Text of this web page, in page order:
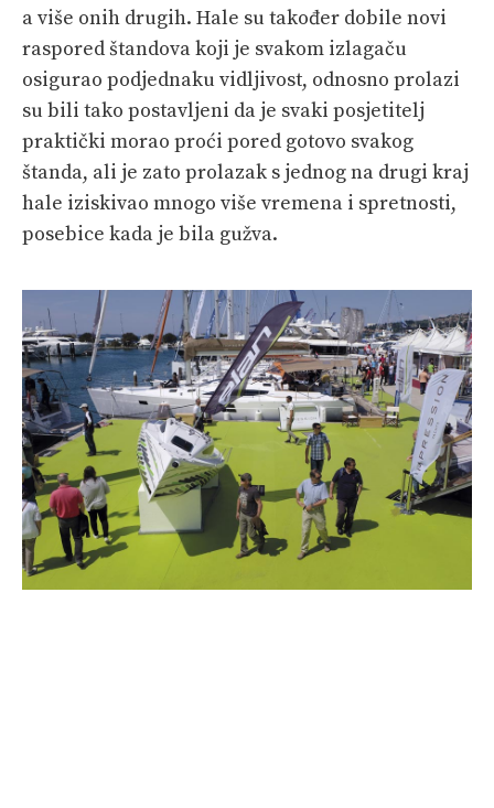
a više onih drugih. Hale su također dobile novi
raspored štandova koji je svakom izlagaču
osigurao podjednaku vidljivost, odnosno prolazi
su bili tako postavljeni da je svaki posjetitelj
praktički morao proći pored gotovo svakog
štanda, ali je zato prolazak s jednog na drugi kraj
hale iziskivao mnogo više vremena i spretnosti,
posebice kada je bila gužva.